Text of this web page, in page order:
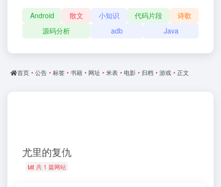
Android 散文 小知识 代码片段
诗歌
源码分析
adb Java
首页 • 公告 • 标签 • 书籍 • 网址 • 米表 • 电影 • 归档 • 游戏 • 正文
尤里的复仇
共 1 篇网站